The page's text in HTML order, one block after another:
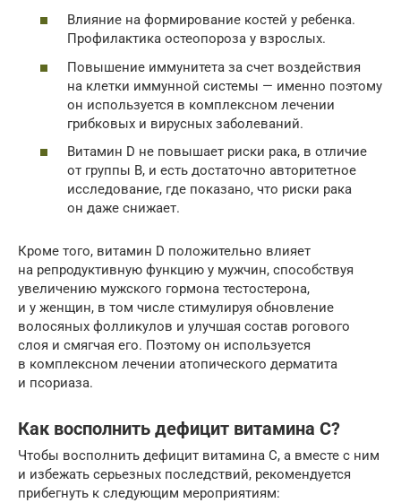
Влияние на формирование костей у ребенка.
Профилактика остеопороза у взрослых.
Повышение иммунитета за счет воздействия
на клетки иммунной системы — именно поэтому
он используется в комплексном лечении
грибковых и вирусных заболеваний.
Витамин D не повышает риски рака, в отличие
от группы В, и есть достаточно авторитетное
исследование, где показано, что риски рака
он даже снижает.
Кроме того, витамин D положительно влияет
на репродуктивную функцию у мужчин, способствуя
увеличению мужского гормона тестостерона,
и у женщин, в том числе стимулируя обновление
волосяных фолликулов и улучшая состав рогового
слоя и смягчая его. Поэтому он используется
в комплексном лечении атопического дерматита
и псориаза.
Как восполнить дефицит витамина С?
Чтобы восполнить дефицит витамина С, а вместе с ним
и избежать серьезных последствий, рекомендуется
прибегнуть к следующим мероприятиям: